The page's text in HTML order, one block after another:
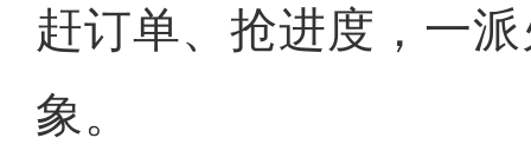
赶订单、抢进度，一
象。